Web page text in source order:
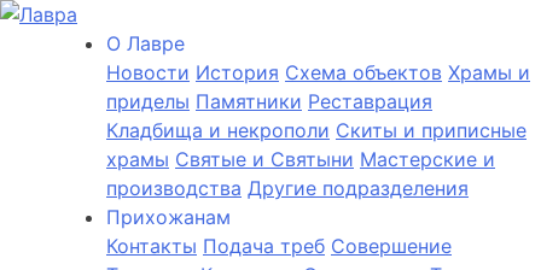
О Лаврe
Новости История Cхема объектов Храмы и
приделы Памятники Реставрация
Кладбища и некрополи Скиты и приписные
храмы Святые и Святыни Мастерские и
производства Другие подразделения
Прихожанам
Контакты Подача треб Совершение